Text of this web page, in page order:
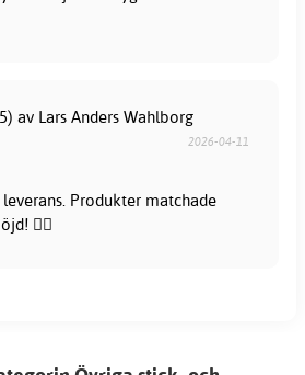
av Lars Anders Wahlborg
2026-04-11
Produkter matchade
👍🏻